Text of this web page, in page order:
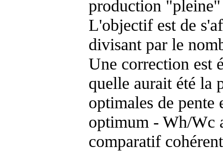
production "pleine"
L'objectif est de
divisant par le
Une correction est
quelle aurait été la
optimales de
optimum - Wh/Wc
comparatif